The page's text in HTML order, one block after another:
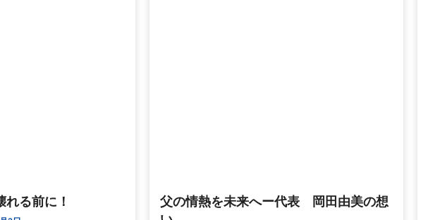
る前に！
父の情熱を未来へー代表 岡田由美の想